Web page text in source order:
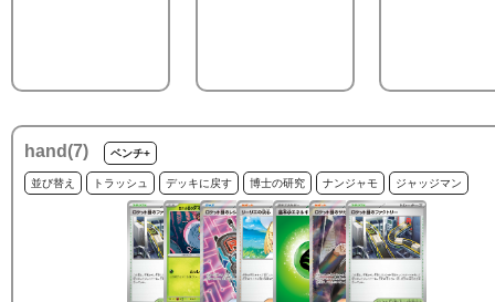
hand(7) ベンチ+
並び替え トラッシュ デッキに戻す 博士の研究 ナンジャモ ジャッジマン